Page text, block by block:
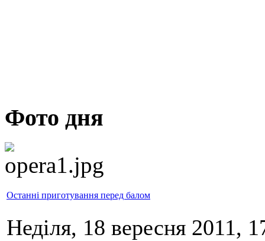
Фото дня
Останні приготування перед балом
Неділя, 18 вересня 2011,